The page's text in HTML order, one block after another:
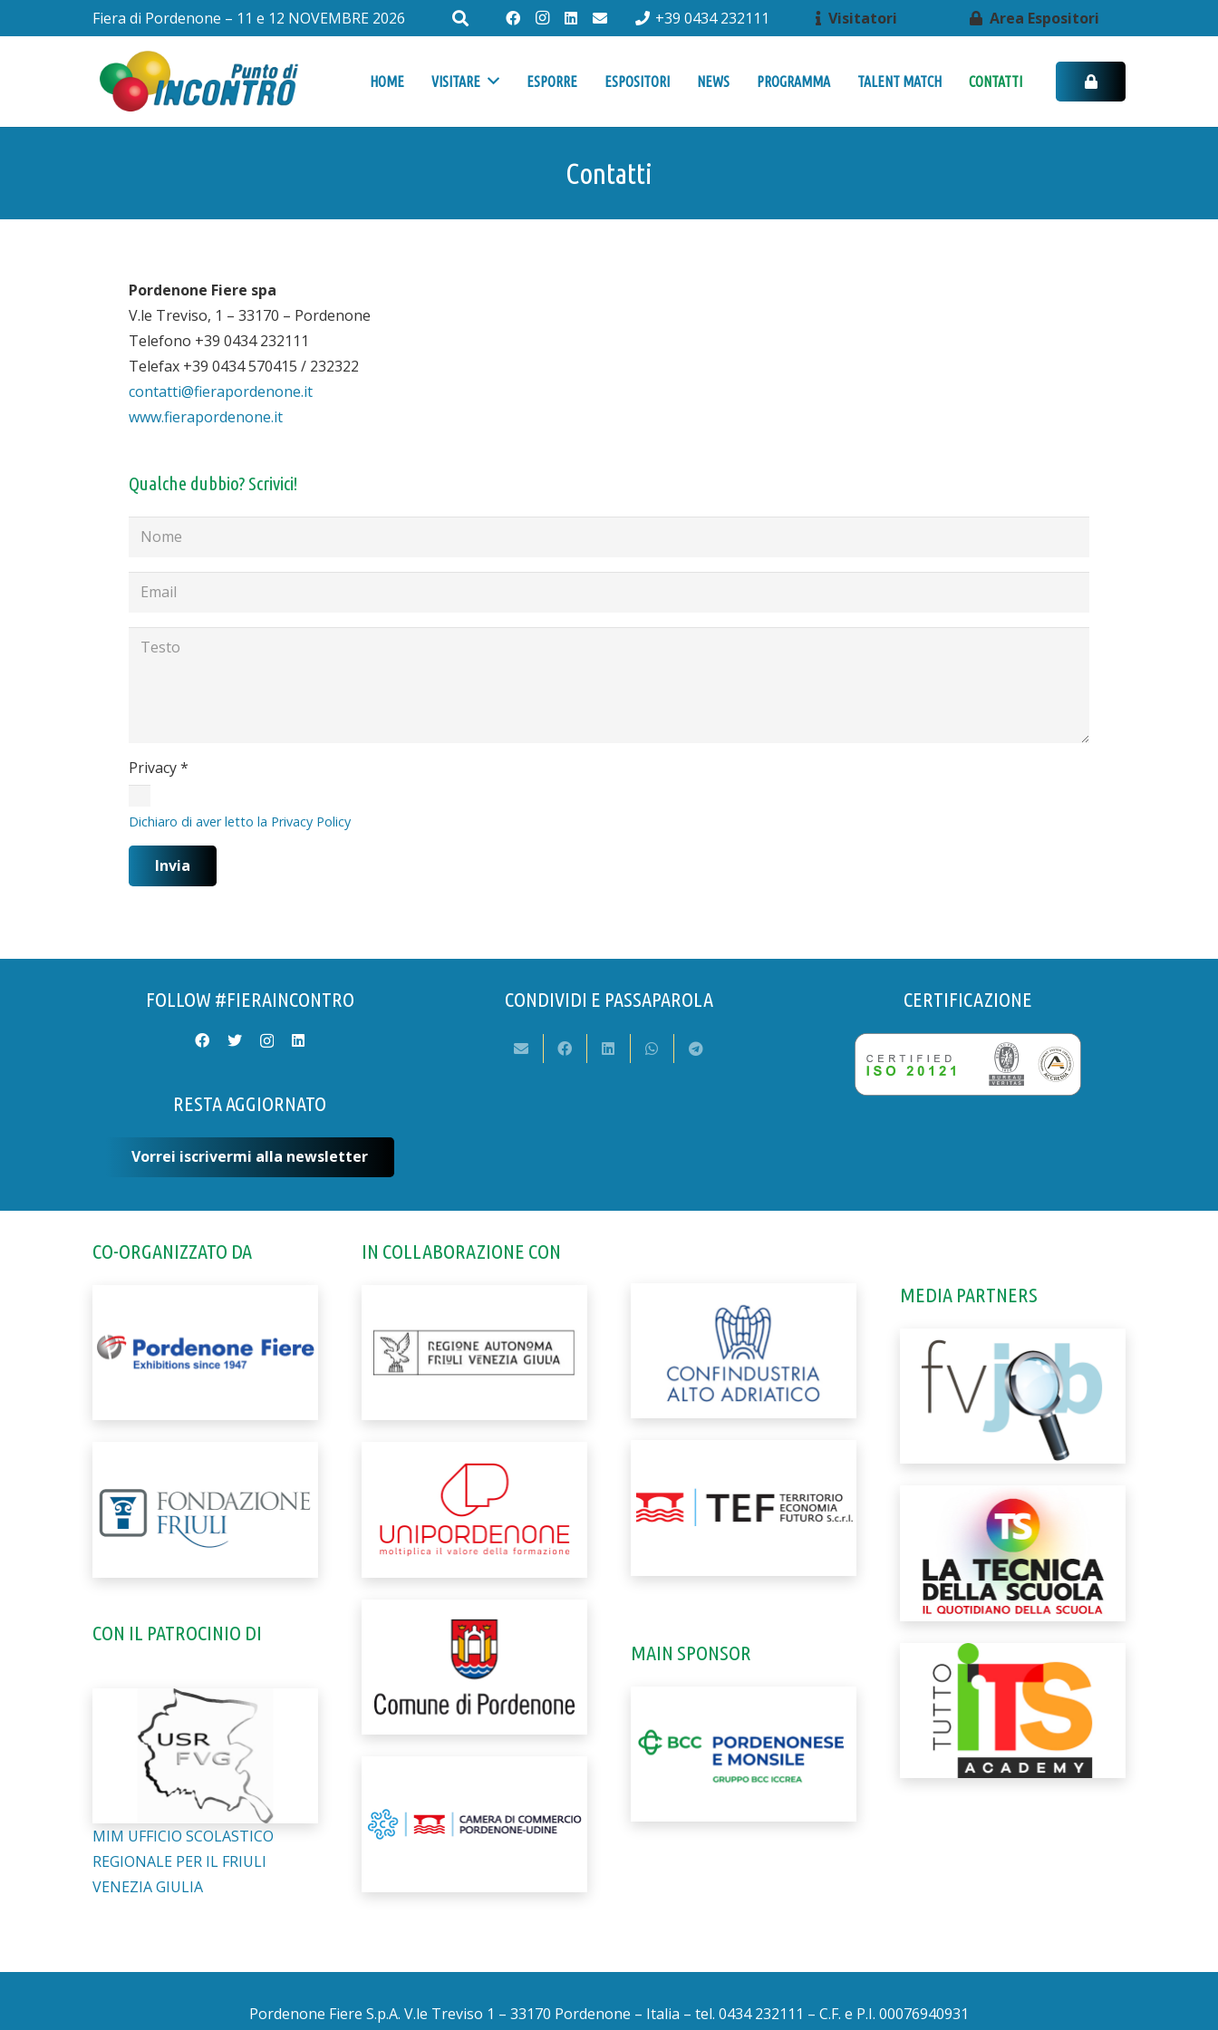
Fiera di Pordenone – 11 e 12 NOVEMBRE 2026 +39 0434 232111 Visitatori Area Espositori
HOME VISITARE ESPORRE ESPOSITORI NEWS PROGRAMMA TALENT MATCH CONTATTI
Contatti
Pordenone Fiere spa
V.le Treviso, 1 – 33170 – Pordenone
Telefono +39 0434 232111
Telefax +39 0434 570415 / 232322
contatti@fierapordenone.it
www.fierapordenone.it
Qualche dubbio? Scrivici!
Privacy*
Dichiaro di aver letto la Privacy Policy
Invia
FOLLOW #FIERAINCONTRO
RESTA AGGIORNATO
Vorrei iscrivermi alla newsletter
CONDIVIDI E PASSAPAROLA CERTIFICAZIONE
CO-ORGANIZZATO DA
CON IL PATROCINIO DI
MIM UFFICIO SCOLASTICO
REGIONALE PER IL FRIULI
VENEZIA GIULIA
IN COLLABORAZIONE CON
MAIN SPONSOR
MEDIA PARTNERS
Pordenone Fiere S.p.A. V.le Treviso 1 – 33170 Pordenone – Italia – tel. 0434 232111 – C.F. e P.I. 00076940931